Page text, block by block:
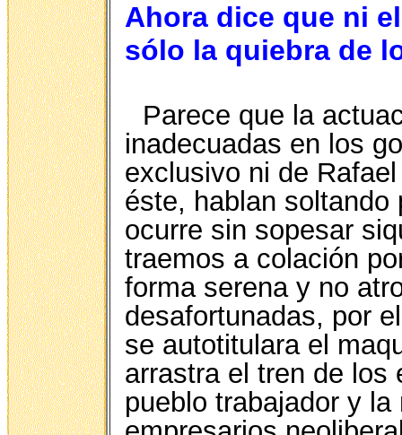
Ahora dice que ni
sólo la quiebra de
Parece que la
inadecuadas en los
exclusivo ni de
éste, hablan
ocurre sin sopesar
traemos a colación
forma serena y no
desafortunadas, por
se autotitulara el
arrastra el tren de los
pueblo trabajador y